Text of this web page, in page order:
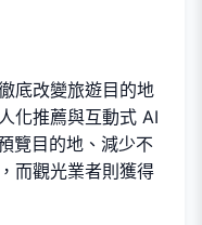
底改變旅遊目的地
化推薦與互動式 AI
覽目的地、減少不
而觀光業者則獲得